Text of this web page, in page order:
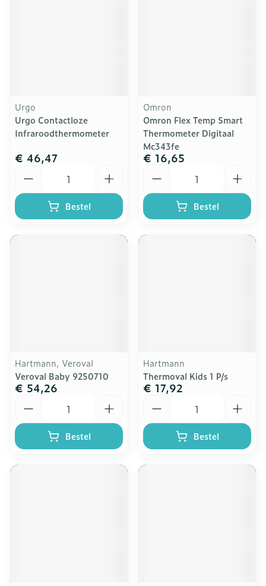
Urgo
Urgo Contactloze
Infraroodthermometer
€ 46,47
Bestel
Omron
Omron Flex Temp Smart
Thermometer Digitaal
Mc343fe
€ 16,65
Bestel
Hartmann, Veroval
Veroval Baby 9250710
€ 54,26
Bestel
Hartmann
Thermoval Kids 1 P/s
€ 17,92
Bestel